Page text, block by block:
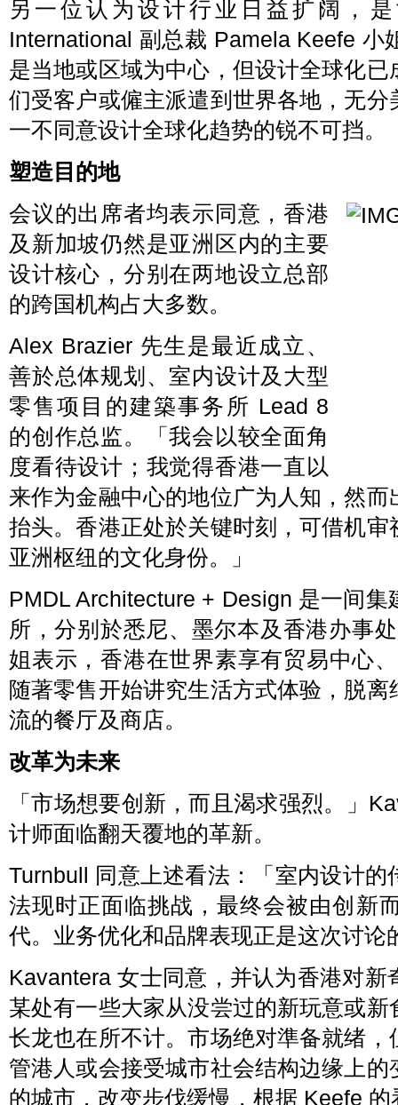
另一位认为设计行业日益扩阔，
International 副总裁 Pamela Keefe 小
是当地或区域为中心，但设计全球化
们受客户或僱主派遣到世界各地，无
一不同意设计全球化趋势的锐不可挡。
塑造目的地
会议的出席者均表示同意，香港
及新加坡仍然是亚洲区内的主要
设计核心，分别在两地设立总部
的跨国机构占大多数。
Alex Brazier 先生是最近成立、
善於总体规划、室内设计及大型
零售项目的建築事务所 Lead 8
的创作总监。「我会以较全面角
度看待设计；我觉得香港一直以
来作为金融中心的地位广为人知，然
抬头。香港正处於关键时刻，可借机
亚洲枢纽的文化身份。」
PMDL Architecture + Design 是一间
所，分别於悉尼、墨尔本及香港办事
姐表示，香港在世界素享有贸易中心
随著零售开始讲究生活方式体验，脱
流的餐厅及商店。
改革为未来
「市场想要创新，而且渴求强烈。」
计师面临翻天覆地的革新。
Turnbull 同意上述看法：「室内设计
法现时正面临挑战，最终会被由创新
代。业务优化和品牌表现正是这次讨论
Kavantera 女士同意，并认为香港对
某处有一些大家从没尝过的新玩意或
长龙也在所不计。市场绝对準备就绪
管港人或会接受城市社会结构边缘上
的城市，改变步伐缓慢，根据 Keefe 的